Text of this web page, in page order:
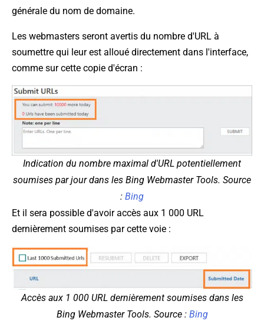
générale du nom de domaine.
Les webmasters seront avertis du nombre d'URL à
soumettre qui leur est alloué directement dans l'interface,
comme sur cette copie d'écran :
Indication du nombre maximal d'URL potentiellement
soumises par jour dans les Bing Webmaster Tools. Source
: Bing
Et il sera possible d'avoir accès aux 1 000 URL
dernièrement soumises par cette voie :
Accès aux 1 000 URL dernièrement soumises dans les
Bing Webmaster Tools. Source : Bing